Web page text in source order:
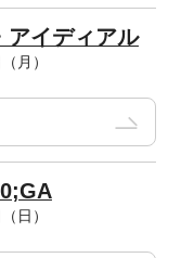
アイディアル
月）
日）